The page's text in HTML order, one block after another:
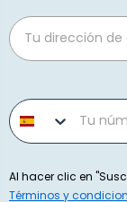
Email
Phone number
Al hacer clic en
Términos y